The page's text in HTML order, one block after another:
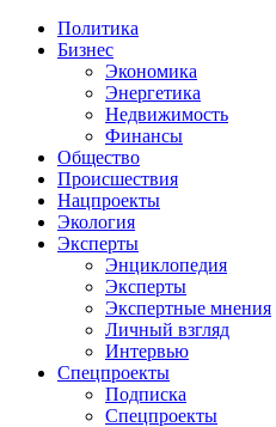
Политика
Бизнес
Экономика
Энергетика
Недвижимость
Финансы
Общество
Происшествия
Нацпроекты
Экология
Эксперты
Энциклопедия
Эксперты
Экспертные мнения
Личный взгляд
Интервью
Спецпроекты
Подписка
Спецпроекты